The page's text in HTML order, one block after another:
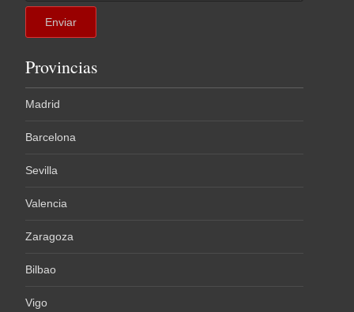
Provincias
Madrid
Barcelona
Sevilla
Valencia
Zaragoza
Bilbao
Vigo